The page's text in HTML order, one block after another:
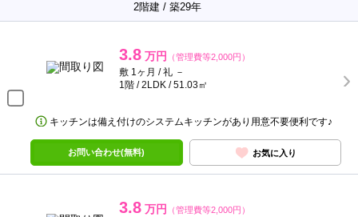
2階建 / 築29年
3.8 万円 （管理費等2,000円）
敷 1ヶ月 / 礼 －
1階 / 2LDK / 51.03㎡
キッチンは備え付けのシステムキッチンがあり用意不要便利です♪
お問い合わせ(無料) お気に入り
3.8 万円 （管理費等2,000円）